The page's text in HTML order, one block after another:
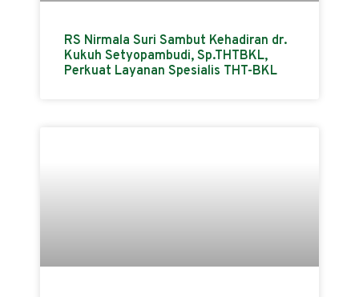
RS Nirmala Suri Sambut Kehadiran dr.
Kukuh Setyopambudi, Sp.THTBKL,
Perkuat Layanan Spesialis THT-BKL